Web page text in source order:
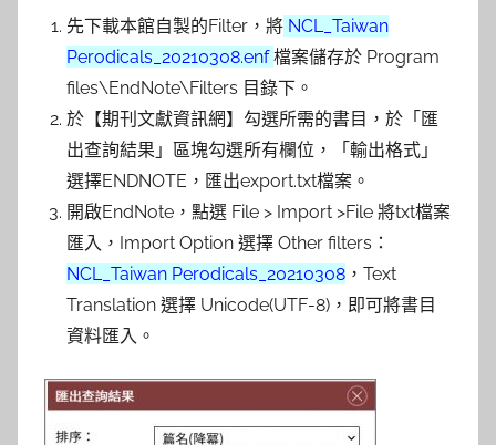
先下載本館自製的Filter，將 NCL_Taiwan
Perodicals_20210308.enf檔案儲存於 Program
files\EndNote\Filters 目錄下。
於【期刊文獻資訊網】勾選所需的書目，於「匯
出查詢結果」區塊勾選所有欄位，「輸出格式」
選擇ENDNOTE，匯出export.txt檔案。
開啟EndNote，點選 File > Import >File 將txt檔案
匯入，Import Option 選擇 Other filters：
NCL_Taiwan Perodicals_20210308 ，Text
Translation 選擇 Unicode(UTF-8)，即可將書目
資料匯入。